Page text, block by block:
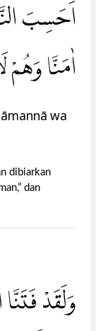
اَحَسِبَ
اٰمَنَّا وَهُمْ
wa
dibiarkan
dan
وَلَقَدْ